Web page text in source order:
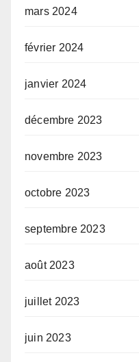
mars 2024
février 2024
janvier 2024
décembre 2023
novembre 2023
octobre 2023
septembre 2023
août 2023
juillet 2023
juin 2023